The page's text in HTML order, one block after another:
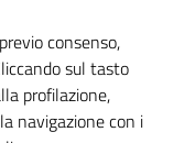
consenso,
sul tasto
profilazione,
navigazione con i
cookie